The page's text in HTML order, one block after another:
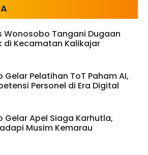
Wonosobo Tangani Dugaan
di Kecamatan Kalikajar
Gelar Pelatihan ToT Paham AI,
Personel di Era Digital
Gelar Apel Siaga Karhutla,
Musim Kemarau